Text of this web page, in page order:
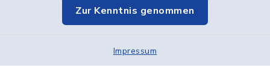
Zur Kenntnis genommen
Impressum
Elektronische Kommunikation
Sitemap